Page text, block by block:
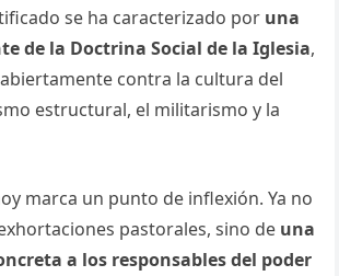
se ha caracterizado por una
de la Doctrina Social de la Iglesia,
contra la cultura del
estructural, el militarismo y la
marca un punto de inflexión. Ya no
pastorales, sino de una
a los responsables del poder